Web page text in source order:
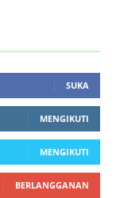
SUKA
MENGIKUTI
MENGIKUTI
BERLANGGANAN